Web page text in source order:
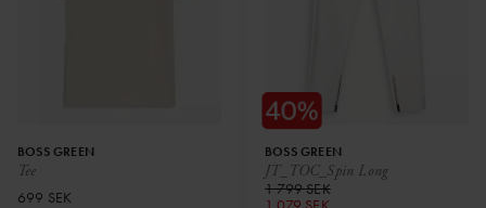
Tee
BOSS GREEN
699 SEK
JT_TOC_Spin Long
BOSS GREEN
1 799 SEK